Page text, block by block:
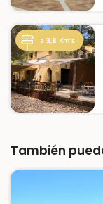
a 3,8 Km's
También